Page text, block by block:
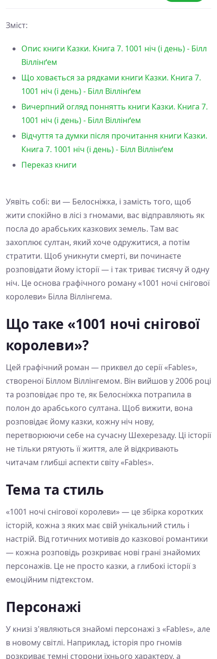
Зміст:
Опис книги Казки. Книга 7. 1001 ніч (і день) - Білл
Віллінґем
Що ховається за рядками книги Казки. Книга 7.
1001 ніч (і день) - Білл Віллінґем
Вичерпний огляд поннятть книги Казки. Книга 7.
1001 ніч (і день) - Білл Віллінґем
Відчуття та думки після прочитання книги Казки.
Книга 7. 1001 ніч (і день) - Білл Віллінґем
Переказ книги
Уявіть собі: ви — Белосніжка, і замість того, щоб
жити спокійно в лісі з гномами, вас відправляють як
посла до арабських казкових земель. Там вас
захоплює султан, який хоче одружитися, а потім
стратити. Щоб уникнути смерті, ви починаєте
розповідати йому історії — і так триває тисячу й одну
ніч. Це основа графічного роману «1001 ночі снігової
королеви» Білла Віллінгема.
Що таке «1001 ночі снігової
королеви»?
Цей графічний роман — приквел до серії «Fables»,
створеної Біллом Віллінгемом. Він вийшов у 2006 році
та розповідає про те, як Белосніжка потрапила в
полон до арабського султана. Щоб вижити, вона
розповідає йому казки, кожну ніч нову,
перетворюючи себе на сучасну Шехерезаду. Ці історії
не тільки рятують її життя, але й відкривають
читачам глибші аспекти світу «Fables».
Тема та стиль
«1001 ночі снігової королеви» — це збірка коротких
історій, кожна з яких має свій унікальний стиль і
настрій. Від готичних мотивів до казкової романтики
— кожна розповідь розкриває нові грані знайомих
персонажів. Це не просто казки, а глибокі історії з
емоційним підтекстом.
Персонажі
У книзі з'являються знайомі персонажі з «Fables», але
в новому світлі. Наприклад, історія про гномів
розкриває темні сторони їхнього характеру, а